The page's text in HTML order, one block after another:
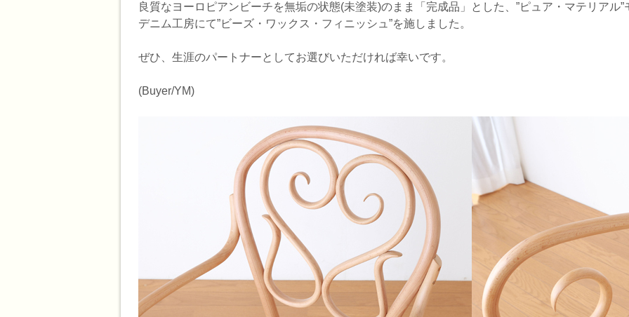
良質なヨーロピアンビーチを無垢の状態(未塗装)のまま「完成品」とした、”ピュア・マテリアル”
デニム工房にて”ビーズ・ワックス・フィニッシュ”を施しました。
ぜひ、生涯のパートナーとしてお選びいただければ幸いです。
(Buyer/YM)